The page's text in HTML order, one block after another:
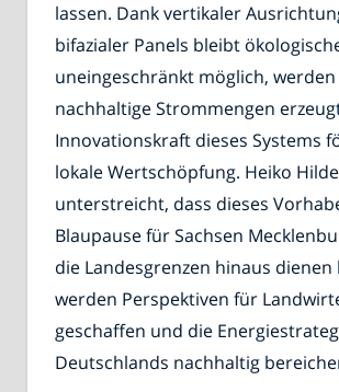
lassen. Dank vertikaler
bifazialer Panels bleibt
uneingeschränkt möglich,
nachhaltige Strommengen
Innovationskraft dieses Systems
lokale Wertschöpfung. Heiko
unterstreicht, dass dieses
Blaupause für Sachsen
die Landesgrenzen hinaus
werden Perspektiven für
geschaffen und die
Deutschlands nachhaltig